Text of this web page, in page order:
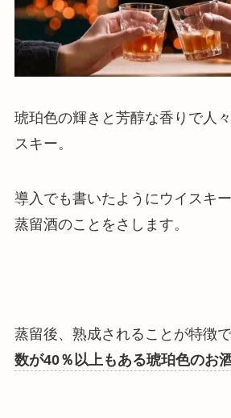
琥珀色の輝きと芳醇な香りで人
スキー。
導入でも書いたようにウイスキ
蒸留酒のことをさします。
蒸留後、熟成されることが特徴で
数が40％以上もある琥珀色のお